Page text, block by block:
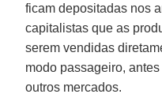
ficam depositadas nos
capitalistas que as
serem vendidas
modo passageiro,
outros mercados.